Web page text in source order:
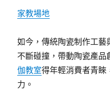
家教場地
如今，傳統陶瓷制作工
不斷碰撞，帶動陶瓷產
伽教室得年輕消費者青
力。